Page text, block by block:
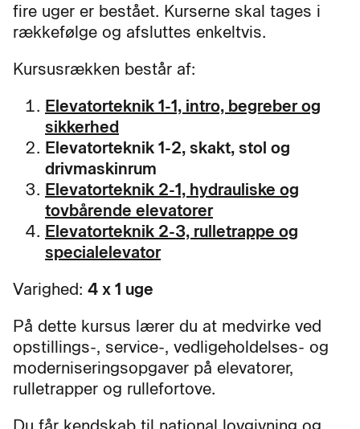
fire uger er bestået. Kurserne skal tages i
rækkefølge og afsluttes enkeltvis.
Kursusrækken består af:
Elevatorteknik 1-1, intro, begreber og
sikkerhed
Elevatorteknik 1-2, skakt, stol og
drivmaskinrum
Elevatorteknik 2-1, hydrauliske og
tovbårende elevatorer
Elevatorteknik 2-3, rulletrappe og
specialelevator
Varighed: 4 x 1 uge
På dette kursus lærer du at medvirke ved
opstillings-, service-, vedligeholdelses- og
moderniseringsopgaver på elevatorer,
rulletrapper og rullefortove.